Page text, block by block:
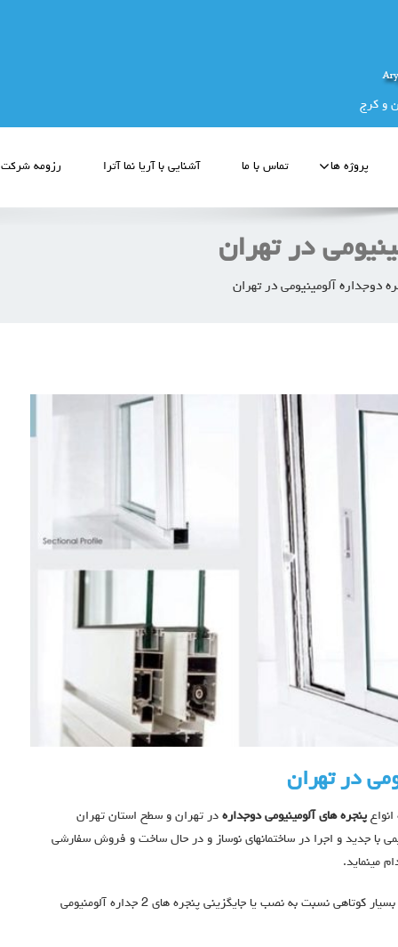
و کرج
پروژه ها تماس با ما آشنایی با آریا نما آترا رزومه شرکت
در تهران
دوجداره آلومینیومی در تهران
در تهران
پنجره های آلومینیومی دوجداره در تهران و سطح استان تهران
با جدید و اجرا در ساختمانهای نوساز و در حال ساخت و فروش سفارشی
مینماید.
نصاب های آموزش دیده و ماهر در زمان بسیار کوتاهی نسبت به نصب یا جایگزینی پنجره های 2 جداره آلومنیومی